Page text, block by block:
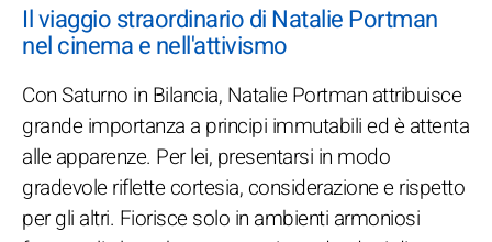
Il viaggio straordinario di Natalie Portman
nel cinema e nell'attivismo
Con Saturno in Bilancia, Natalie Portman attribuisce
grande importanza a principi immutabili ed è attenta
alle apparenze. Per lei, presentarsi in modo
gradevole riflette cortesia, considerazione e rispetto
per gli altri. Fiorisce solo in ambienti armoniosi